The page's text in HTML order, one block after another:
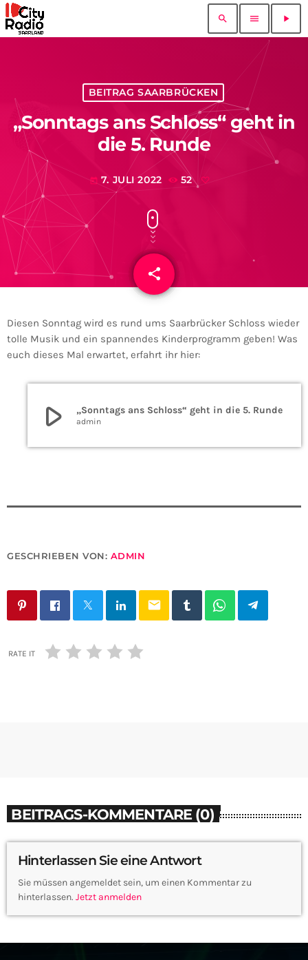
search menu play_arrow
BEITRAG SAARBRÜCKEN
„Sonntags ans Schloss“ geht in
die 5. Runde
today 7. JULI 2022 52
share
email
Diesen Sonntag wird es rund ums Saarbrücker Schloss wieder
tolle Musik und ein spannendes Kinderprogramm geben! Was
euch dieses Mal erwartet, erfahrt ihr hier:
play_arrow „Sonntags ans Schloss“ geht in die 5. Runde
admin
GESCHRIEBEN VON: ADMIN
email
RATE IT
BEITRAGS-KOMMENTARE (0)
Hinterlassen Sie eine Antwort
Sie müssen angemeldet sein, um einen Kommentar zu
hinterlassen. Jetzt anmelden